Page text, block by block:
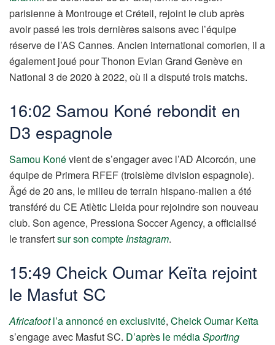
parisienne à Montrouge et Créteil, rejoint le club après
avoir passé les trois dernières saisons avec l’équipe
réserve de l’AS Cannes. Ancien international comorien, il a
également joué pour Thonon Evian Grand Genève en
National 3 de 2020 à 2022, où il a disputé trois matchs.
16:02 Samou Koné rebondit en
D3 espagnole
Samou Konévient de s’engager avec l’AD Alcorcón, une
équipe de Primera RFEF (troisième division espagnole).
Âgé de 20 ans, le milieu de terrain hispano-malien a été
transféré du CE Atlètic Lleida pour rejoindre son nouveau
club. Son agence, Pressiona Soccer Agency, a officialisé
le transfertsur son compteInstagram.
15:49 Cheick Oumar Keïta rejoint
le Masfut SC
Africafootl’a annoncé en exclusivité, Cheick Oumar Keïta
s’engage avec Masfut SC. D’après le médiaSporting